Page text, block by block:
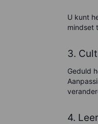
U kunt
mindset
3.
Geduld
4.